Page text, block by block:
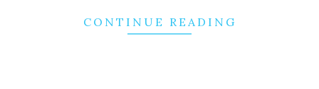
CONTINUE READING